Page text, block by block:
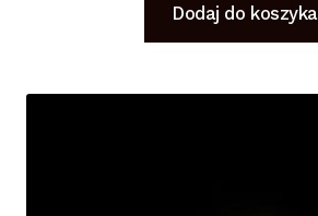
Dodaj do koszyka